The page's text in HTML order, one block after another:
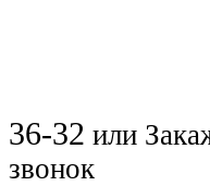
36-32 или
звонок